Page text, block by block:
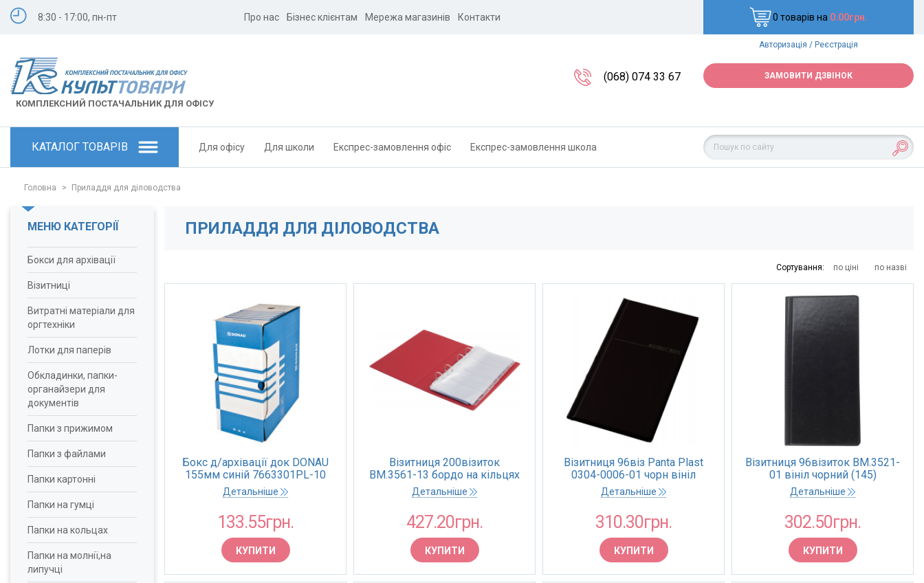
8:30 - 17:00, пн-пт Про нас Бізнес клієнтам Мережа магазинів Контакти 0 товарів на 0.00грн.
Авторизація / Реєстрація
КОМПЛЕКСНИЙ ПОСТАЧАЛЬНИК ДЛЯ ОФІСУ
(068) 074 33 67 ЗАМОВИТИ ДЗВІНОК
КАТАЛОГ ТОВАРІВ Для офісу Для школи Експрес-замовлення офіс Експрес-замовлення школа
Головна > Приладдя для діловодства
МЕНЮ КАТЕГОРІЇ
Бокси для архівації
Візитниці
Витратні матеріали для
оргтехніки
Лотки для паперів
Обкладинки, папки-
органайзери для
документів
Папки з прижимом
Папки з файлами
Папки картонні
Папки на гумці
Папки на кольцах
Папки на молнії,на
липучці
ПРИЛАДДЯ ДЛЯ ДІЛОВОДСТВА
Сортування: по ціні по назві
Бокс д/архівації док DONAU
155мм синій 7663301PL-10
(1/10/200)
Детальніше
133.55грн.
КУПИТИ
Візитниця 200візиток
BM.3561-13 бордо на кільцях
алф інд, вініл (35)
Детальніше
427.20грн.
КУПИТИ
Візитниця 96віз Panta Plast
0304-0006-01 чорн вініл
Детальніше
310.30грн.
КУПИТИ
Візитниця 96візиток BM.3521-
01 вініл чорний (145)
Детальніше
302.50грн.
КУПИТИ